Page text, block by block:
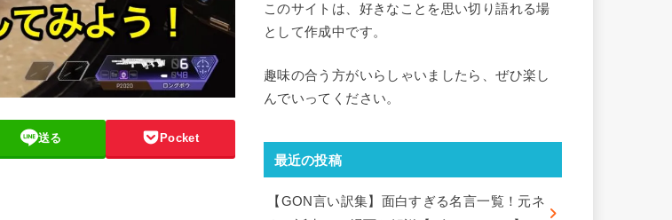
送る Pocket
このサイトは、好きなことを思い切り語れる場
として作成中です。
趣味の合う方がいらしゃいましたら、ぜひ楽し
んでいってください。
最近の投稿
【GON言い訳集】面白すぎる名言一覧！元ネ